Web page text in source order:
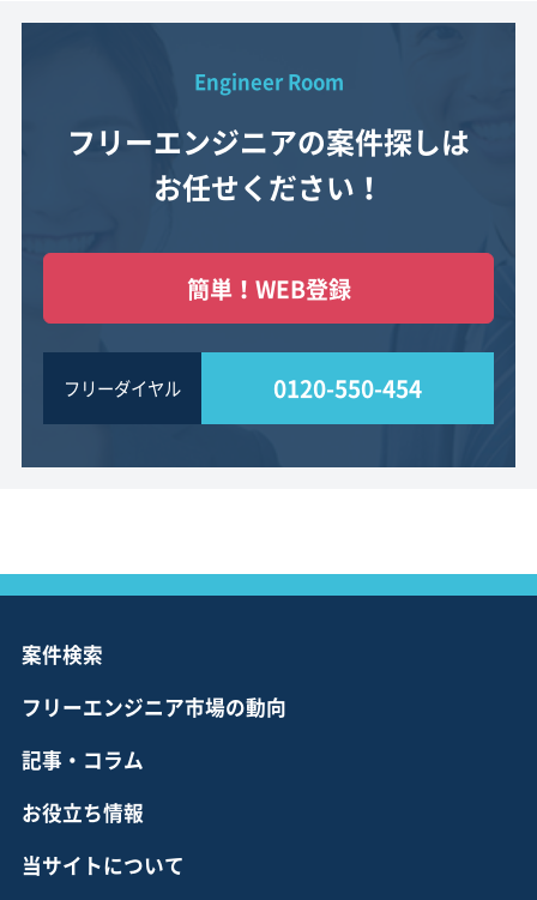
Engineer Room
フリーエンジニアの案件探しは
お任せください！
簡単！WEB登録
フリーダイヤル 0120-550-454
案件検索
フリーエンジニア市場の動向
記事・コラム
お役立ち情報
当サイトについて